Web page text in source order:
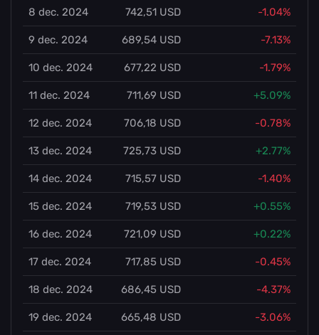
8 dec. 2024 742,51 USD -1.04%
9 dec. 2024 689,54 USD -7.13%
10 dec. 2024 677,22 USD -1.79%
11 dec. 2024 711,69 USD +5.09%
12 dec. 2024 706,18 USD -0.78%
13 dec. 2024 725,73 USD +2.77%
14 dec. 2024 715,57 USD -1.40%
15 dec. 2024 719,53 USD +0.55%
16 dec. 2024 721,09 USD +0.22%
17 dec. 2024 717,85 USD -0.45%
18 dec. 2024 686,45 USD -4.37%
19 dec. 2024 665,48 USD -3.06%